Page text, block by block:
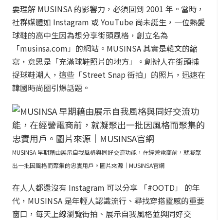
要理解 MUSINSA 的影響力，必須回到 2001 年。當時，
社群媒體如 Instagram 或 YouTube 尚未誕生，一位熱愛
球鞋的高中生因為想分享街頭風格，創立名為
「musinsa.com」的網站。MUSINSA 其實是韓文的縮
寫，意思是「充滿球鞋照片的地方」。創辦人在街頭捕
捉球鞋潮人，這些「Street Snap 街拍」的照片，迅速在
韓國時尚圈引爆話題。
MUSINSA 早期藉由展示自我風格與同好交流功能，在經營電商前，就凝聚
出一批因風格而聚集的忠實用戶。圖片來源｜MUSINSA官網
在人人都還沒有 Instagram 可以分享 「#OOTD」 的年
代，MUSINSA 是年輕人認識流行、尋找穿搭靈感的重要
窗口，每天上線瀏覽街拍、展示自我風格並與同好交